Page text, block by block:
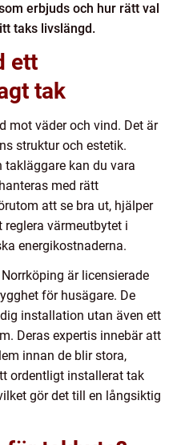
erbjuds och hur rätt val
taks livslängd.
ett
tak
mot väder och vind. Det är
struktur och estetik.
takläggare kan du vara
med rätt
att se bra ut, hjälper
värmeutbytet i
energikostnaderna.
är licensierade
för husägare. De
installation utan även ett
Deras expertis innebär att
innan de blir stora,
ordentligt installerat tak
gör det till en långsiktig